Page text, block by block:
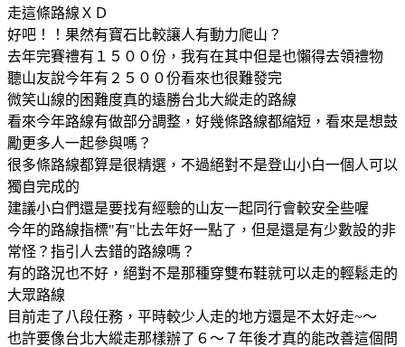
走這條路線ＸＤ
好吧！！果然有寶石比較讓人有動力爬山？
去年完賽禮有１５００份，我有在其中但是也懶得去領禮物
聽山友說今年有２５００份看來也很難發完
微笑山線的困難度真的遠勝台北大縱走的路線
看來今年路線有做部分調整，好幾條路線都縮短，看來是想鼓
勵更多人一起參與嗎？
很多條路線都算是很精選，不過絕對不是登山小白一個人可以
獨自完成的
建議小白們還是要找有經驗的山友一起同行會較安全些喔
今年的路線指標"有"比去年好一點了，但是還是有少數設的非
常怪？指引人去錯的路線嗎？
有的路況也不好，絕對不是那種穿雙布鞋就可以走的輕鬆走的
大眾路線
目前走了八段任務，平時較少人走的地方還是不太好走~～
也許要像台北大縱走那樣辦了６～７年後才真的能改善這個問